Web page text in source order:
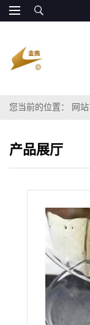
您当前的位置： 网
产品展厅